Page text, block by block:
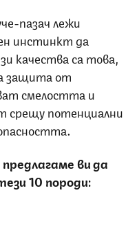
пазач лежи
инстинкт да
качества са това,
защита от
смелостта и
срещу потенциални
ви да
10 породи: